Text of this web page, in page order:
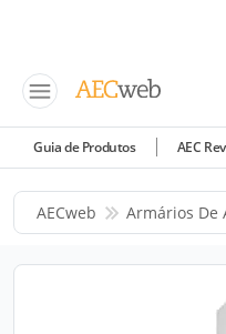
Guia de Produtos AEC
AECweb Armários De